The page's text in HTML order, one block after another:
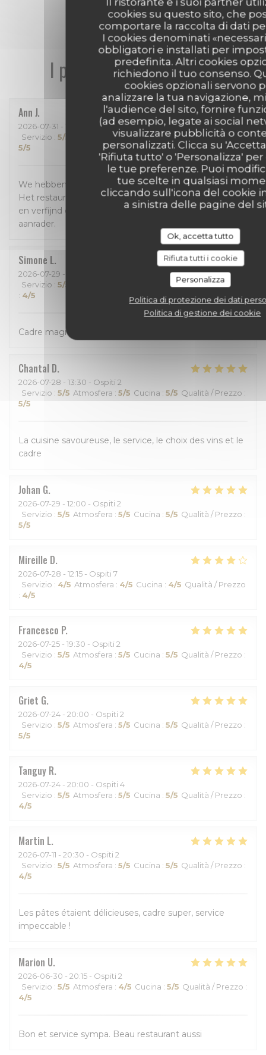
cookies su questo sito, che
comportare la raccolta di dati
I cookies denominati
obbligatori e installati per
predefinita. Altri cookies
richiedono il tuo consenso.
cookies opzionali servono
analizzare la tua navigazione,
l'audience del sito, fornire
(ad esempio, legate ai social
visualizzare pubblicità o
personalizzati. Clicca su
'Rifiuta tutto' o 'Personalizza'
le tue preferenze. Puoi
tue scelte in qualsiasi
cliccando sull'icona del cookie
a sinistra delle pagine del
Ok, accetta tutto
Rifiuta tutti i cookie
Personalizza
Politica di protezione dei dati
Politica di gestione dei cookie
I pareri dei nostri clienti
Ann J
2026-07-31 - 18:30 - Ospiti 4
Servizio : 5/5 : 5/5 Cucina: 5/5 Qualità / Prezzo:
5/5
We hebben enorm genoten van een geweldig diner!
Het restaurant is prachtig, het eten is bijzonder lekker
en verfijnd en de bediening was perfect! Een absolute
aanrader.
Simone L
2026-07-29 - 18:30 - Ospiti 3
Servizio : 5/5 4 /5 Qualità / Prezzo
: 4/5
Cadre magnifique Avceuil chaleureux
Chantal D
2026-07-28 - 13:30 - Ospiti 2
Servizio : 5/5 Atmosfera : 5/5 Cucina : 5/5 Qualità / Prezzo :
5/5
La cuisine savoureuse, le service, le choix des vins et le
cadre
Johan G
2026-07-29 - 12:00 - Ospiti 2
Servizio : 5/5 Atmosfera : 5/5 Cucina : 5/5 Qualità / Prezzo :
5/5
Mireille D
2026-07-28 - 12:15 - Ospiti 7
Servizio : 4/5 Atmosfera : 4/5 Cucina : 4/5 Qualità / Prezzo
: 4/5
Francesco P
2026-07-25 - 19:30 - Ospiti 2
Servizio : 5/5 Atmosfera : 5/5 Cucina : 5/5 Qualità / Prezzo :
4/5
Griet G
2026-07-24 - 20:00 - Ospiti 2
Servizio : 5/5 Atmosfera : 5/5 Cucina : 5/5 Qualità / Prezzo :
5/5
Tanguy R
2026-07-24 - 20:00 - Ospiti 4
Servizio : 5/5 Atmosfera : 5/5 Cucina : 5/5 Qualità / Prezzo :
4/5
Martin L
2026-07-11 - 20:30 - Ospiti 2
Servizio : 5/5 Atmosfera : 5/5 Cucina : 5/5 Qualità / Prezzo :
4/5
Les pâtes étaient délicieuses, cadre super, service
impeccable !
Marion U
2026-06-30 - 20:15 - Ospiti 2
Servizio : 5/5 Atmosfera : 4/5 Cucina : 5/5 Qualità / Prezzo :
4/5
Bon et service sympa. Beau restaurant aussi